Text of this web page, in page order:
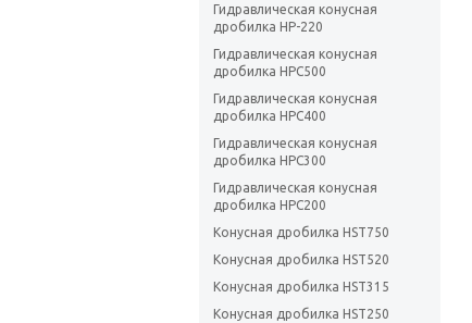
Гидравлическая конусная
дробилка HP-220
Гидравлическая конусная
дробилка HPC500
Гидравлическая конусная
дробилка HPC400
Гидравлическая конусная
дробилка HPC300
Гидравлическая конусная
дробилка HPC200
Конусная дробилка HST750
Конусная дробилка HST520
Конусная дробилка HST315
Конусная дробилка HST250